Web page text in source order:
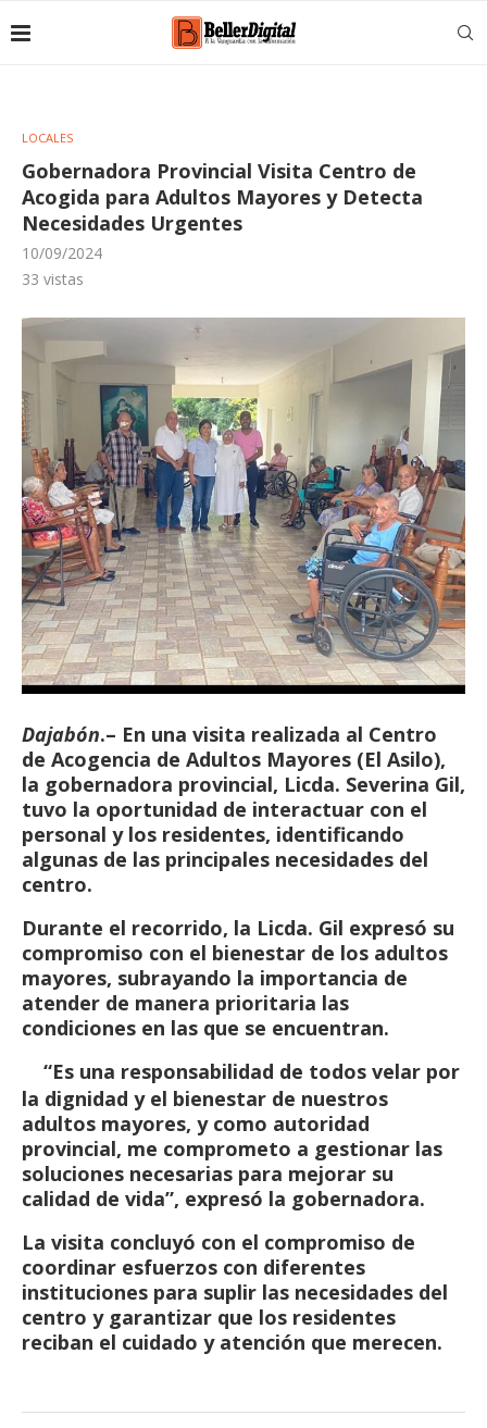
LOCALES
Gobernadora Provincial Visita Centro de
Acogida para Adultos Mayores y Detecta
Necesidades Urgentes
10/09/2024
33 vistas
Dajabón.– En una visita realizada al Centro
de Acogencia de Adultos Mayores (El Asilo),
la gobernadora provincial, Licda. Severina Gil,
tuvo la oportunidad de interactuar con el
personal y los residentes, identificando
algunas de las principales necesidades del
centro.
Durante el recorrido, la Licda. Gil expresó su
compromiso con el bienestar de los adultos
mayores, subrayando la importancia de
atender de manera prioritaria las
condiciones en las que se encuentran.
“Es una responsabilidad de todos velar por
la dignidad y el bienestar de nuestros
adultos mayores, y como autoridad
provincial, me comprometo a gestionar las
soluciones necesarias para mejorar su
calidad de vida”, expresó la gobernadora.
La visita concluyó con el compromiso de
coordinar esfuerzos con diferentes
instituciones para suplir las necesidades del
centro y garantizar que los residentes
reciban el cuidado y atención que merecen.